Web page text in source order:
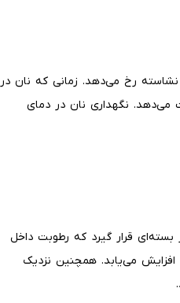
رخ می‌دهد. زمانی که نان در
می‌دهد. نگهداری نان در دمای
قرار گیرد که رطوبت داخل
می‌یابد. همچنین نزدیک